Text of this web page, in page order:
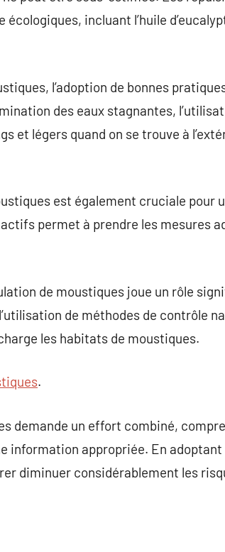
incluant l’huile
l’adoption de bonnes
des eaux stagnantes,
et légers quand on se trouve à
est également cruciale pour
permet à prendre les mesures
de moustiques joue un rôle
de méthodes de contrôle
les habitats de moustiques.
.
demande un effort combiné,
information appropriée. En
diminuer considérablement les